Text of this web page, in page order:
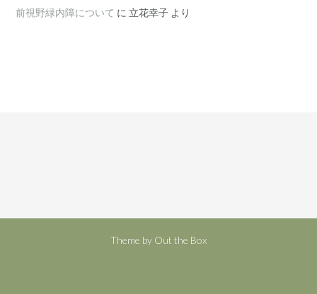
前視野緑内障について に 立花幸子 より
Theme by Out the Box